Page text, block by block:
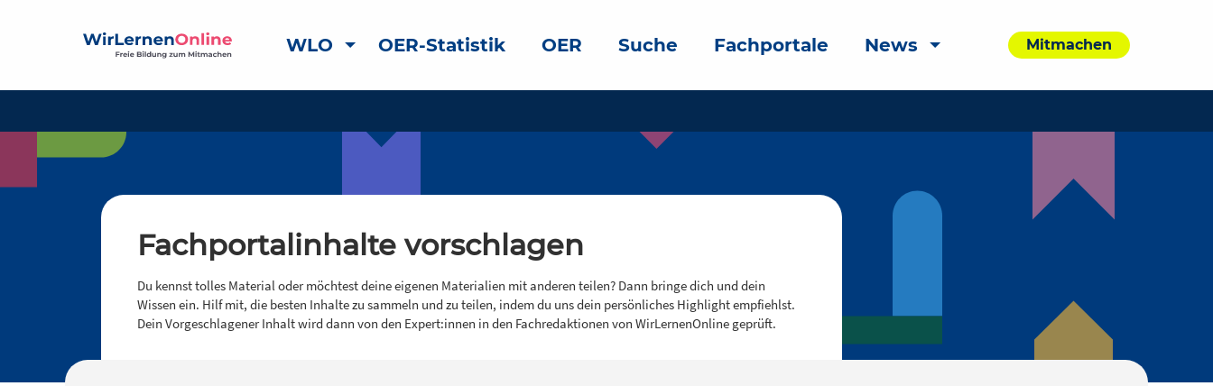
WLO OER-Statistik OER Suche Fachportale News Mitmachen
Fachportalinhalte vorschlagen
Du kennst tolles Material oder möchtest deine eigenen Materialien mit anderen teilen? Dann bringe dich und dein
Wissen ein. Hilf mit, die besten Inhalte zu sammeln und zu teilen, indem du uns dein persönliches Highlight empfiehlst.
Dein Vorgeschlagener Inhalt wird dann von den Expert:innen in den Fachredaktionen von WirLernenOnline geprüft.